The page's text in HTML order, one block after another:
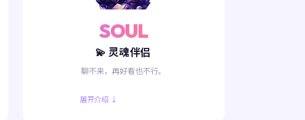
SOUL
💫 灵魂伴侣
聊不来，再好看也不行。
展开介绍 ↓